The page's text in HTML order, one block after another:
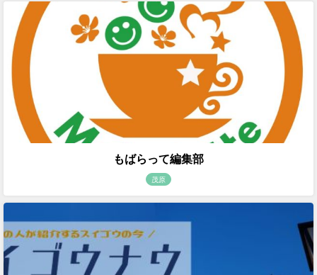
もばらって編集部
茂原